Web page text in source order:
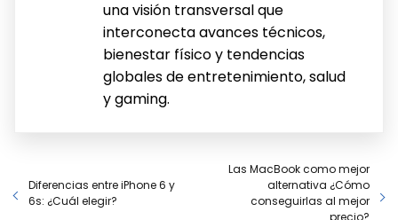
una visión transversal que
interconecta avances técnicos,
bienestar físico y tendencias
globales de entretenimiento, salud
y gaming.
Diferencias entre iPhone 6 y
6s: ¿Cuál elegir?
Las MacBook como mejor
alternativa ¿Cómo
conseguirlas al mejor
precio?